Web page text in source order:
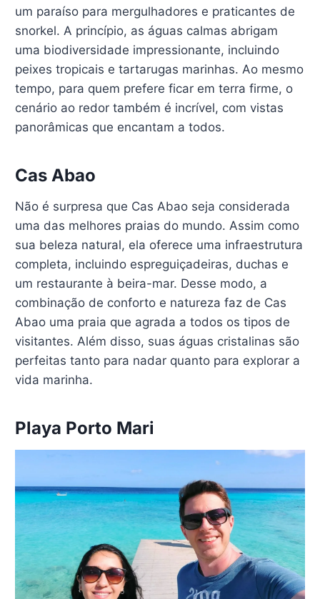
um paraíso para mergulhadores e praticantes de
snorkel. A princípio, as águas calmas abrigam
uma biodiversidade impressionante, incluindo
peixes tropicais e tartarugas marinhas. Ao mesmo
tempo, para quem prefere ficar em terra firme, o
cenário ao redor também é incrível, com vistas
panorâmicas que encantam a todos.
Cas Abao
Não é surpresa que Cas Abao seja considerada
uma das melhores praias do mundo. Assim como
sua beleza natural, ela oferece uma infraestrutura
completa, incluindo espreguiçadeiras, duchas e
um restaurante à beira-mar. Desse modo, a
combinação de conforto e natureza faz de Cas
Abao uma praia que agrada a todos os tipos de
visitantes. Além disso, suas águas cristalinas são
perfeitas tanto para nadar quanto para explorar a
vida marinha.
Playa Porto Mari